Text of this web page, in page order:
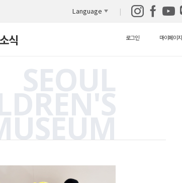
Language
소식
안내
로그인 마이페이지
SEOUL